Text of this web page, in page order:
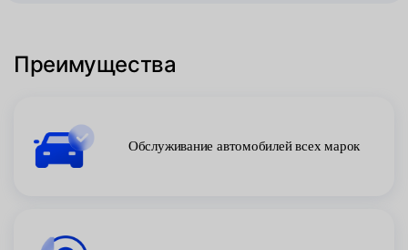
Преимущества
Обслуживание автомобилей всех марок